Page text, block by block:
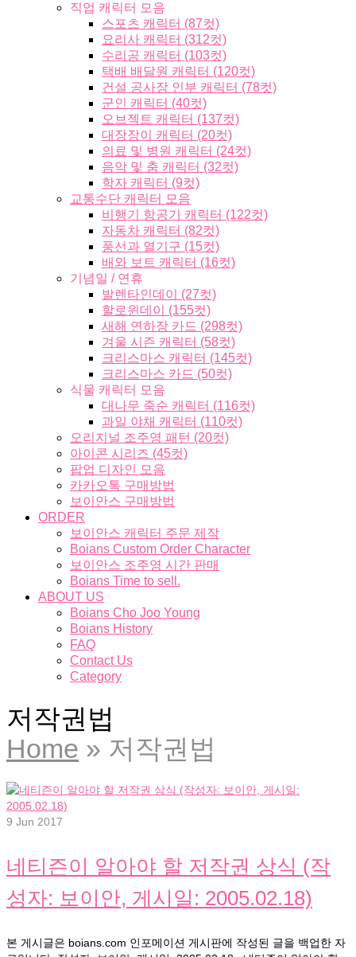
직업 캐릭터 모음
스포츠 캐릭터 (87컷)
요리사 캐릭터 (312컷)
수리공 캐릭터 (103컷)
택배 배달원 캐릭터 (120컷)
건설 공사장 인부 캐릭터 (78컷)
군인 캐릭터 (40컷)
오브젝트 캐릭터 (137컷)
대장장이 캐릭터 (20컷)
의료 및 병원 캐릭터 (24컷)
음악 및 춤 캐릭터 (32컷)
학자 캐릭터 (9컷)
교통수단 캐릭터 모음
비행기 항공기 캐릭터 (122컷)
자동차 캐릭터 (82컷)
풍선과 열기구 (15컷)
배와 보트 캐릭터 (16컷)
기념일 / 연휴
발렌타인데이 (27컷)
할로윈데이 (155컷)
새해 연하장 카드 (298컷)
겨울 시즌 캐릭터 (58컷)
크리스마스 캐릭터 (145컷)
크리스마스 카드 (50컷)
식물 캐릭터 모음
대나무 죽순 캐릭터 (116컷)
과일 야채 캐릭터 (110컷)
오리지널 조주영 패턴 (20컷)
아이콘 시리즈 (45컷)
팝업 디자인 모음
카카오톡 구매방법
보이안스 구매방법
ORDER
보이안스 캐릭터 주문 제작
Boians Custom Order Character
보이안스 조주영 시간 판매
Boians Time to sell.
ABOUT US
Boians Cho Joo Young
Boians History
FAQ
Contact Us
Category
저작권법
Home » 저작권법
9 Jun 2017
네티즌이 알아야 할 저작권 상식 (작
성자: 보이안, 게시일: 2005.02.18)
본 게시글은 boians.com 인포메이션 게시판에 작성된 글을 백업한 자